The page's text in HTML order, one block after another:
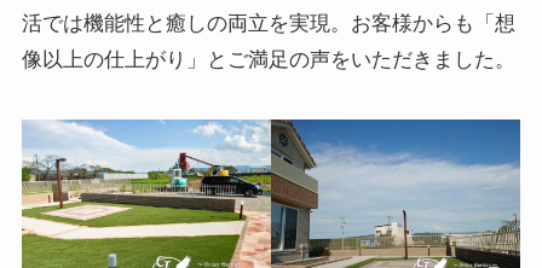
活では機能性と癒しの両立を実現。お客様からも「想
像以上の仕上がり」とご満足の声をいただきました。